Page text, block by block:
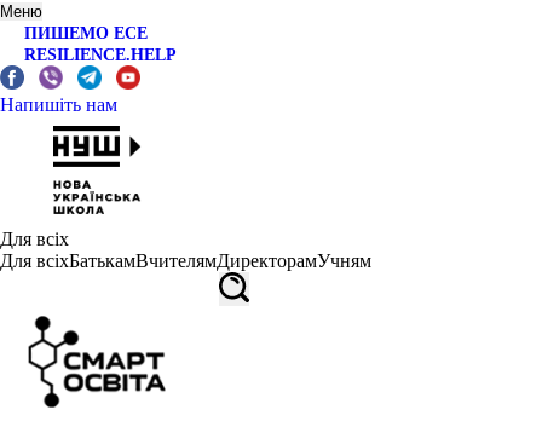
Меню
ПИШЕМО ЕСЕ
RESILIENCE.HELP
Напишіть нам
Для всіх
Для всіхБатькамВчителямДиректорамУчням